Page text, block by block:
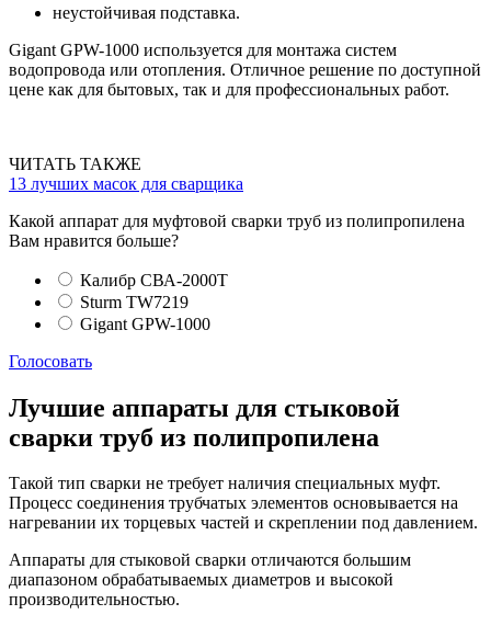
неустойчивая подставка.
Gigant GPW-1000 используется для монтажа систем
водопровода или отопления. Отличное решение по доступной
цене как для бытовых, так и для профессиональных работ.
ЧИТАТЬ ТАКЖЕ
13 лучших масок для сварщика
Какой аппарат для муфтовой сварки труб из полипропилена
Вам нравится больше?
Калибр СВА-2000Т
Sturm TW7219
Gigant GPW-1000
Голосовать
Лучшие аппараты для стыковой
сварки труб из полипропилена
Такой тип сварки не требует наличия специальных муфт.
Процесс соединения трубчатых элементов основывается на
нагревании их торцевых частей и скреплении под давлением.
Аппараты для стыковой сварки отличаются большим
диапазоном обрабатываемых диаметров и высокой
производительностью.